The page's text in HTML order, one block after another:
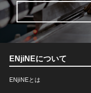
ENjiNEについて
ENjiNEとは